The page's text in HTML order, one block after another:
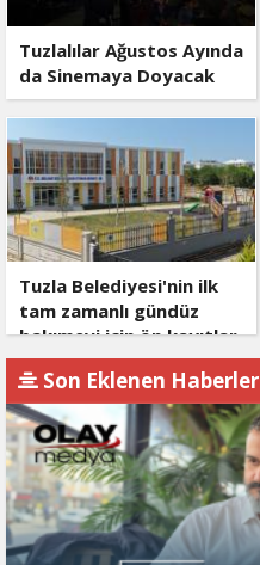
Tuzlalılar Ağustos Ayında
da Sinemaya Doyacak
Tuzla Belediyesi'nin ilk
tam zamanlı gündüz
bakımevi için ön kayıtlar
başlıyor
Son Eklenen Haberler